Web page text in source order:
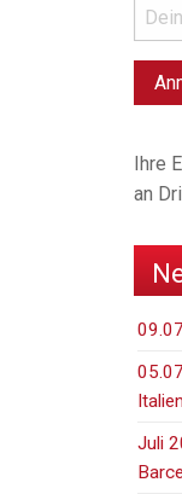
Ihre
an
Italien
Juli